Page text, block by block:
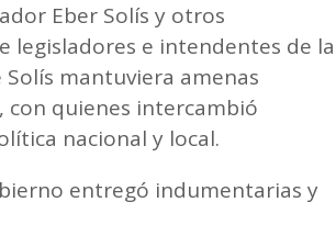
Eber Solís y otros
legisladores e intendentes de la
mantuviera amenas
con quienes intercambió
nacional y local.
entregó indumentarias y